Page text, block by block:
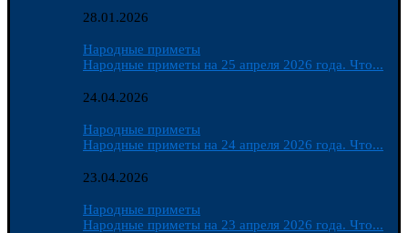
28.01.2026
Народные приметы
Народные приметы на 25 апреля 2026 года. Что...
24.04.2026
Народные приметы
Народные приметы на 24 апреля 2026 года. Что...
23.04.2026
Народные приметы
Народные приметы на 23 апреля 2026 года. Что...